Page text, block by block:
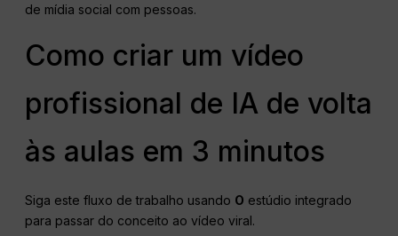
de mídia social com pessoas.
Como criar um vídeo
profissional de IA de volta
às aulas em 3 minutos
Siga este fluxo de trabalho usando O estúdio integrado
para passar do conceito ao vídeo viral.